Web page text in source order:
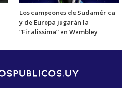
Los campeones de Sudamérica
y de Europa jugarán la
“Finalissima” en Wembley